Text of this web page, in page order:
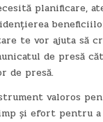
planificare,
te vor ajuta să
de presă
de presă.
valoros
și efort pentru a